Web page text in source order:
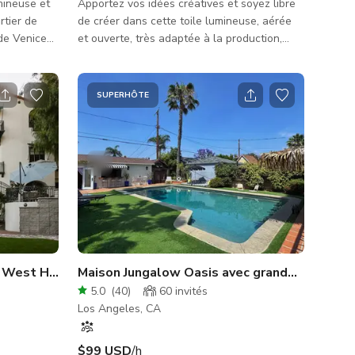
et
de
Venice
Kondo,
Coffee
une
rénové
d'u
Apportez vos idées créatives et soyez libre
de créer dans cette toile lumineuse, aérée
et ouverte, très adaptée à la production,
tranquille. La maison est facilement
accessible car nous vous fournissons un
accès à distance et des instructions claires
pour naviguer dans l'espace. Nous avons
accueilli de nombreuses productions
cinématographiques, publicités, séances
photo et vidéo qui ont trouvé cet espace
parfait en termes de polyvalence, d'
West Hollywood
SUPERHÔTE
Maison Jungalow Oasis avec grande piscine
5.0 (40) 60 invités
Los Angeles, CA
$99 USD/h